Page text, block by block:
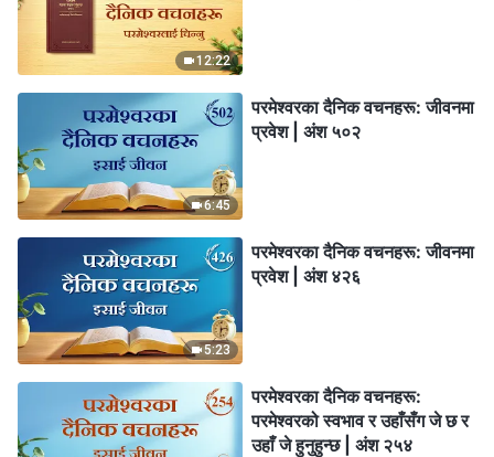
12:22
6:45
परमेश्‍वरका दैनिक वचनहरू: जीवनमा
प्रवेश | अंश ५०२
5:23
परमेश्‍वरका दैनिक वचनहरू: जीवनमा
प्रवेश | अंश ४२६
परमेश्‍वरका दैनिक वचनहरू:
परमेश्‍वरको स्वभाव र उहाँसँग जे छ र
उहाँ जे हुनुहुन्छ | अंश २५४